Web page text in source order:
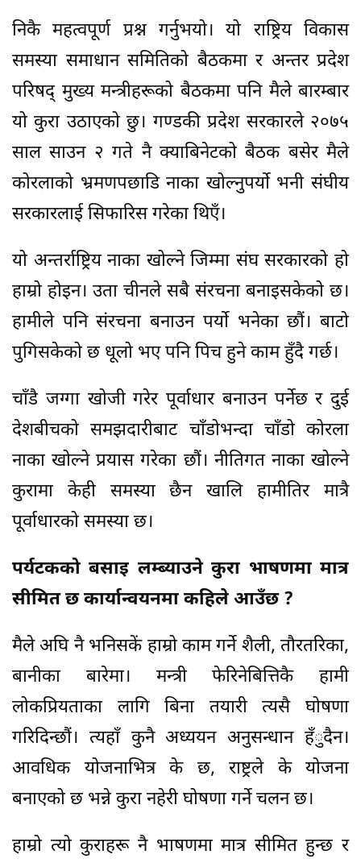
निकै महत्वपूर्ण प्रश्न गर्नुभयो। यो राष्ट्रिय विकास
समस्या समाधान समितिको बैठकमा र अन्तर प्रदेश
परिषद् मुख्य मन्त्रीहरूको बैठकमा पनि मैले बारम्बार
यो कुरा उठाएको छु। गण्डकी प्रदेश सरकारले २०७५
साल साउन २ गते नै क्याबिनेटको बैठक बसेर मैले
कोरलाको भ्रमणपछाडि नाका खोल्नुपर्यो भनी संघीय
सरकारलाई सिफारिस गरेका थिएँ।
यो अन्तर्राष्ट्रिय नाका खोल्ने जिम्मा संघ सरकारको हो
हाम्रो होइन। उता चीनले सबै संरचना बनाइसकेको छ।
हामीले पनि संरचना बनाउन पर्यो भनेका छौं। बाटो
पुगिसकेको छ धूलो भए पनि पिच हुने काम हुँदै गर्छ।
चाँडै जग्गा खोजी गरेर पूर्वाधार बनाउन पर्नेछ र दुई
देशबीचको समझदारीबाट चाँडोभन्दा चाँडो कोरला
नाका खोल्ने प्रयास गरेका छौं। नीतिगत नाका खोल्ने
कुरामा केही समस्या छैन खालि हामीतिर मात्रै
पूर्वाधारको समस्या छ।
पर्यटकको बसाइ लम्ब्याउने कुरा भाषणमा मात्र
सीमित छ कार्यान्वयनमा कहिले आउँछ ?
मैले अघि नै भनिसकें हाम्रो काम गर्ने शैली, तौरतरिका,
बानीका बारेमा। मन्त्री फेरिनेबित्तिकै हामी
लोकप्रियताका लागि बिना तयारी त्यसै घोषणा
गरिदिन्छौं। त्यहाँ कुनै अध्ययन अनुसन्धान हँुदैन।
आवधिक योजनाभित्र के छ, राष्ट्रले के योजना
बनाएको छ भन्ने कुरा नहेरी घोषणा गर्ने चलन छ।
हाम्रो त्यो कुराहरू नै भाषणमा मात्र सीमित हुन्छ र